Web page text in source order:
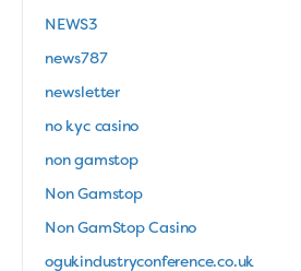
NEWS3
news787
newsletter
no kyc casino
non gamstop
Non Gamstop
Non GamStop Casino
ogukindustryconference.co.uk